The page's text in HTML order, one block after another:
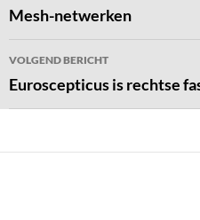
navigatie
Mesh-netwerken
VOLGEND BERICHT
Euroscepticus is rechtse